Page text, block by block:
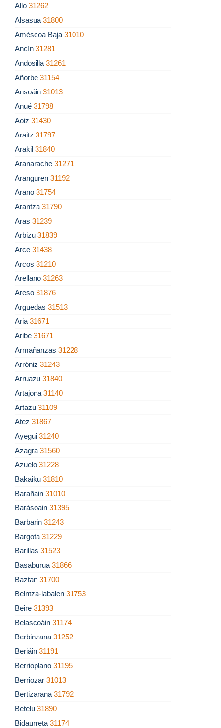
Allo 31262
Alsasua 31800
Améscoa Baja 31010
Ancín 31281
Andosilla 31261
Añorbe 31154
Ansoáin 31013
Anué 31798
Aoiz 31430
Araitz 31797
Arakil 31840
Aranarache 31271
Aranguren 31192
Arano 31754
Arantza 31790
Aras 31239
Arbizu 31839
Arce 31438
Arcos 31210
Arellano 31263
Areso 31876
Arguedas 31513
Aria 31671
Aribe 31671
Armañanzas 31228
Arróniz 31243
Arruazu 31840
Artajona 31140
Artazu 31109
Atez 31867
Ayegui 31240
Azagra 31560
Azuelo 31228
Bakaiku 31810
Barañain 31010
Barásoain 31395
Barbarin 31243
Bargota 31229
Barillas 31523
Basaburua 31866
Baztan 31700
Beintza-labaien 31753
Beire 31393
Belascoáin 31174
Berbinzana 31252
Beriáin 31191
Berrioplano 31195
Berriozar 31013
Bertizarana 31792
Betelu 31890
Bidaurreta 31174